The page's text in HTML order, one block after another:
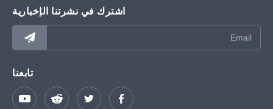
اشترك في نشرتنا الإخبارية
تابعنا